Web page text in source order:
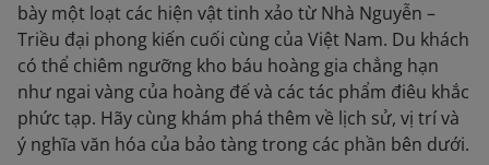
bày một loạt các hiện vật tinh xảo từ Nhà Nguyễn –
Triều đại phong kiến cuối cùng của Việt Nam. Du khách
có thể chiêm ngưỡng kho báu hoàng gia chẳng hạn
như ngai vàng của hoàng đế và các tác phẩm điêu khắc
phức tạp. Hãy cùng khám phá thêm về lịch sử, vị trí và
ý nghĩa văn hóa của bảo tàng trong các phần bên dưới.